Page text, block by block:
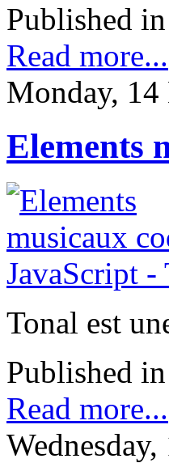
Published in
Read more...
Monday,
Elements
Tonal est
Published in
Read more...